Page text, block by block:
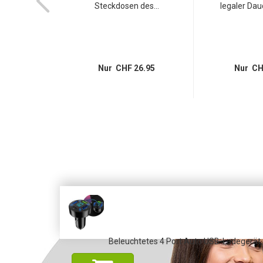
Steckdosen des...
Nur CHF 26.95
legaler
Nur
Beleuchtetes 4 Port Auto USB-